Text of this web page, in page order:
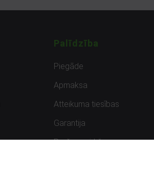
Palīdzība
Piegāde
Apmaksa
Atteikuma tiesības
Garantija
Preču uzpirkšana